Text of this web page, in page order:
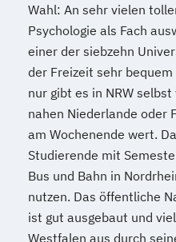
Wahl: An sehr vielen
Psychologie als Fach
einer der siebzehn
der Freizeit sehr
nur gibt es in NRW
nahen Niederlande oder
am Wochenende wert.
Studierende mit
Bus und Bahn in
nutzen. Das öffentliche
ist gut ausgebaut und
Westfalen aus durch